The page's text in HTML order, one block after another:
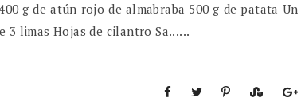
g de atún rojo de almabraba 500 g de patata Un
3 limas Hojas de cilantro Sa......